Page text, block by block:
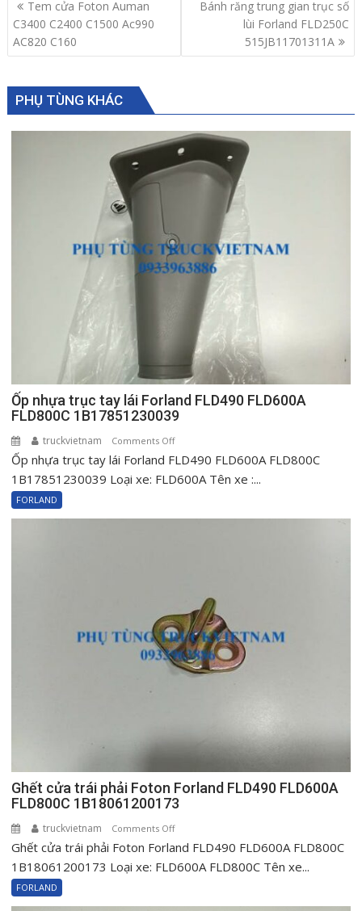
navigation
Tem cửa Foton Auman
C3400 C2400 C1500 Ac990
AC820 C160
Bánh răng trung gian trục số
lùi Forland FLD250C
515JB11701311A
PHỤ TÙNG KHÁC
Ốp nhựa trục tay lái Forland FLD490 FLD600A
FLD800C 1B17851230039
truckvietnam Comments Offon
Ốp
nhựa
FLD800C
1B17851230039
Ốp nhựa trục tay lái Forland FLD490 FLD600A FLD800C
1B17851230039 Loại xe: FLD600A Tên xe :...
FORLAND
Ghết cửa trái phải Foton Forland FLD490 FLD600A
FLD800C 1B18061200173
truckvietnam Comments Offon
Ghết
cửa
Ghết cửa trái phải Foton Forland FLD490 FLD600A FLD800C
1B18061200173 Loại xe: FLD600A FLD800C Tên xe...
FORLAND